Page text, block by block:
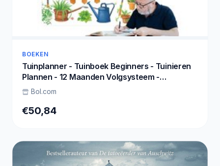
BOEKEN
Tuinplanner - Tuinboek Beginners - Tuinieren
Plannen - 12 Maanden Volgsysteem -
258x21cm - A
Bol.com
€50,84